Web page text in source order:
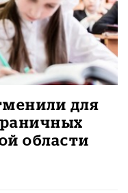
для
области